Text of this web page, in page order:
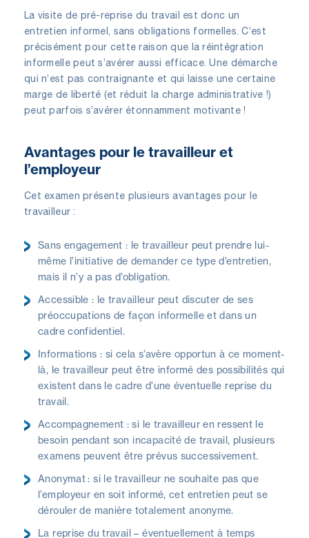
La visite de pré-reprise du travail est donc un
entretien informel, sans obligations formelles. C’est
précisément pour cette raison que la réintégration
informelle peut s’avérer aussi efficace. Une démarche
qui n’est pas contraignante et qui laisse une certaine
marge de liberté (et réduit la charge administrative !)
peut parfois s’avérer étonnamment motivante !
Avantages pour le travailleur et
l’employeur
Cet examen présente plusieurs avantages pour le
travailleur :
Sans engagement : le travailleur peut prendre lui-
même l’initiative de demander ce type d’entretien,
mais il n’y a pas d’obligation.
Accessible : le travailleur peut discuter de ses
préoccupations de façon informelle et dans un
cadre confidentiel.
Informations : si cela s’avère opportun à ce moment-
là, le travailleur peut être informé des possibilités qui
existent dans le cadre d’une éventuelle reprise du
travail.
Accompagnement : si le travailleur en ressent le
besoin pendant son incapacité de travail, plusieurs
examens peuvent être prévus successivement.
Anonymat : si le travailleur ne souhaite pas que
l’employeur en soit informé, cet entretien peut se
dérouler de manière totalement anonyme.
La reprise du travail – éventuellement à temps